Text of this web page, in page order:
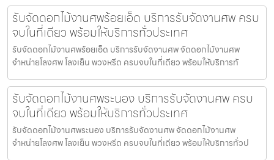
รับจัดดอกไม้งานศพร้อยเอ็ด บริการรับจัดงานศพ ครบ
จบในที่เดียว พร้อมให้บริการทั่วประเทศ
รับจัดดอกไม้งานศพร้อยเอ็ด บริการรับจัดงานศพ จัดดอกไม้งานศพ
จำหน่ายโลงศพ โลงเย็น พวงหรีด ครบจบในที่เดียว พร้อมให้บริการทั
รับจัดดอกไม้งานศพระนอง บริการรับจัดงานศพ ครบ
จบในที่เดียว พร้อมให้บริการทั่วประเทศ
รับจัดดอกไม้งานศพระนอง บริการรับจัดงานศพ จัดดอกไม้งานศพ
จำหน่ายโลงศพ โลงเย็น พวงหรีด ครบจบในที่เดียว พร้อมให้บริการทั่วป